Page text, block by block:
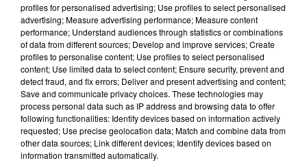
30 mai 2025 - 5 min 5 sec
L'INFO DE LA CORRÈZE DU 30/05/25 À
08H30
Ecoutez sur Totem l'information à Tulle, Brive,
dans le Nord du Lot et le pays sarladais avec les
reportages de nos journalistes sur le terrain.
profiles for personalised advertising; Use profiles to select personalised
advertising; Measure advertising performance; Measure content
performance; Understand audiences through statistics or combinations
of data from different sources; Develop and improve services; Create
profiles to personalise content; Use profiles to select personalised
content; Use limited data to select content; Ensure security, prevent and
detect fraud, and fix errors; Deliver and present advertising and content;
Save and communicate privacy choices. These technologies may
process personal data such as IP address and browsing data to offer
following functionalities: Identify devices based on information actively
requested; Use precise geolocation data; Match and combine data from
other data sources; Link different devices; Identify devices based on
information transmitted automatically.